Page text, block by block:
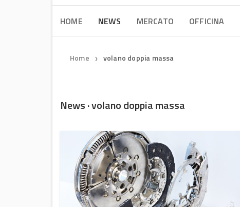
HOME NEWS MERCATO OFFICINA
Home ❯ volano doppia massa
News · volano doppia massa